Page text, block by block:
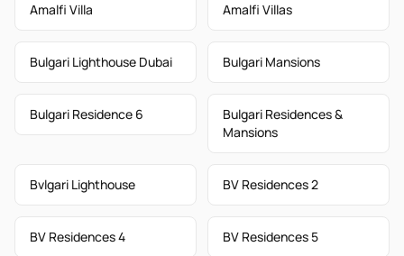
Amalfi Villa Amalfi Villas
Bulgari Lighthouse Dubai Bulgari Mansions
Bulgari Residence 6
Bulgari Residences &
Mansions
Bvlgari Lighthouse BV Residences 2
BV Residences 4 BV Residences 5